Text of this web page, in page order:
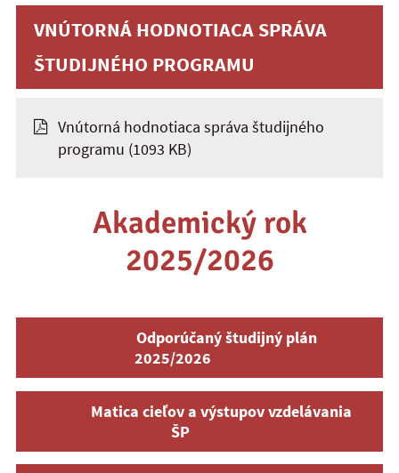
VNÚTORNÁ HODNOTIACA SPRÁVA
ŠTUDIJNÉHO PROGRAMU
Vnútorná hodnotiaca správa študijného
programu (1093 KB)
Akademický rok
2025/2026
Odporúčaný študijný plán
2025/2026
Matica cieľov a výstupov vzdelávania
ŠP